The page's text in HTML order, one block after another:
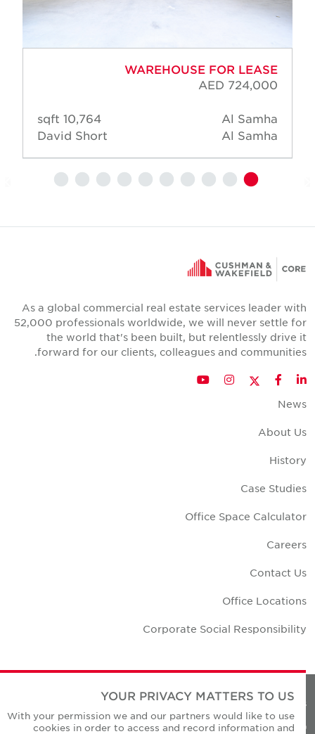
WAREHOUSE FOR LEASE
AED 724,000
Al Samha
Al Samha
10,764 sqft
David Short
As a global commercial real estate services leader with
52,000 professionals worldwide, we will never settle for
the world that's been built, but relentlessly drive it
forward for our clients, colleagues and communities.
LinkedIn
Facebook
Twitter
Instagram
YouTube
News
About Us
History
Case Studies
Office Space Calculator
Careers
Contact Us
Office Locations
Corporate Social Responsibility
Privacy Policies
© Copyright Cushman & Wakefield Core 2026.
YOUR PRIVACY MATTERS TO US
With your permission we and our partners would like to use
cookies in order to access and record information and